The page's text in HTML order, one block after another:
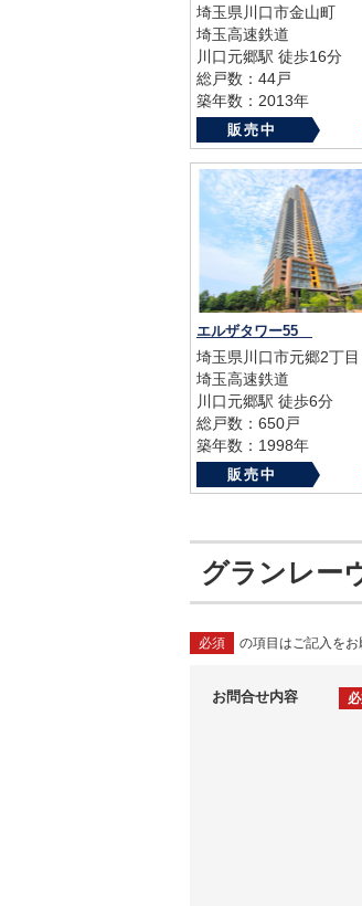
埼玉県川口市金山町
埼玉高速鉄道
川口元郷駅 徒歩16分
総戸数：44戸
築年数：2013年
販売中
エルザタワー55
埼玉県川口市元郷2丁目
埼玉高速鉄道
川口元郷駅 徒歩6分
総戸数：650戸
築年数：1998年
販売中
グランレー
必須 の項目はご記入を
お問合せ内容